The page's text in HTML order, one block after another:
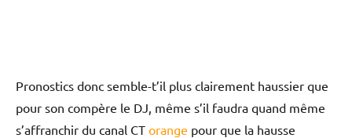
Pronostics donc semble-t’il plus clairement haussier que
pour son compère le DJ, même s’il faudra quand même
s’affranchir du canal CT orange pour que la hausse